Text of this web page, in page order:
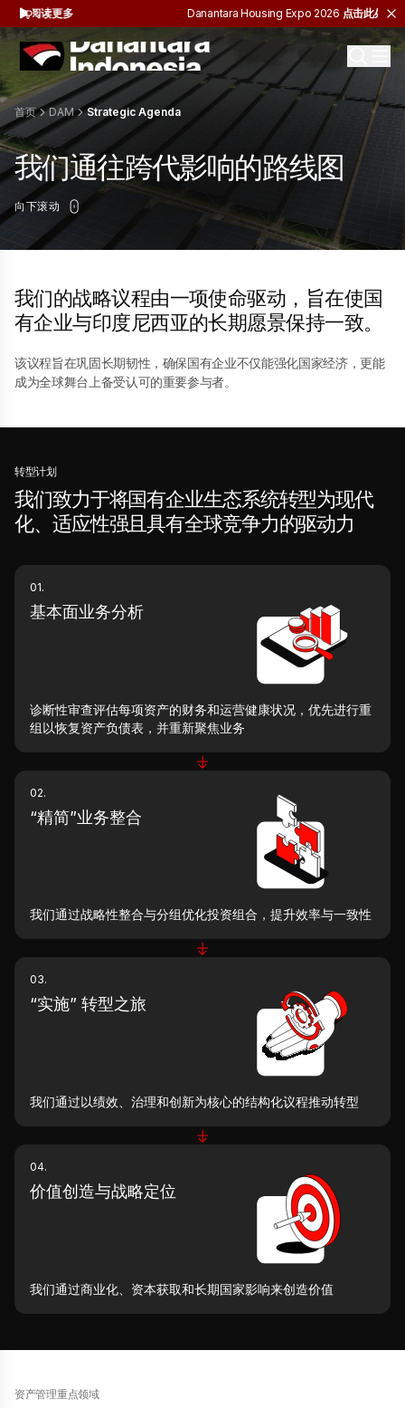
处阅读更多 Danantara Housing Expo 2026点击此处阅读更
首页 DAM Strategic Agenda
我们通往跨代影响的路线图
向下滚动
我们的战略议程由一项使命驱动，旨在使国
有企业与印度尼西亚的长期愿景保持一致。
该议程旨在巩固长期韧性，确保国有企业不仅能强化国家经济，更能
成为全球舞台上备受认可的重要参与者。
转型计划
我们致力于将国有企业生态系统转型为现代
化、适应性强且具有全球竞争力的驱动力
01.
基本面业务分析
诊断性审查评估每项资产的财务和运营健康状况，优先进行重
组以恢复资产负债表，并重新聚焦业务
02.
“精简”业务整合
我们通过战略性整合与分组优化投资组合，提升效率与一致性
03.
“实施” 转型之旅
我们通过以绩效、治理和创新为核心的结构化议程推动转型
04.
价值创造与战略定位
我们通过商业化、资本获取和长期国家影响来创造价值
资产管理重点领域